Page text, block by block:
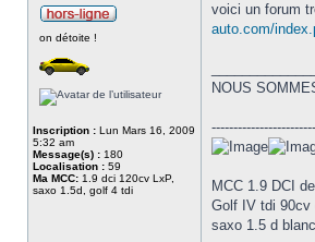
on détoite !
Inscription : Lun Mars 16, 2009
5:32 am
Message(s) : 180
Localisation : 59
Ma MCC: 1.9 dci 120cv LxP,
saxo 1.5d, golf 4 tdi
voici un forum
auto.com/
NOUS
MCC 1.9 DCI
Golf IV tdi 90cv
saxo 1.5 d